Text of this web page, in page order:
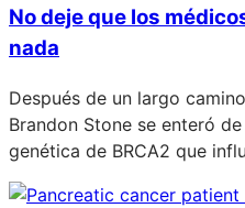
No deje que los
nada
Después de un largo
Brandon Stone se enteró
genética de BRCA2 que